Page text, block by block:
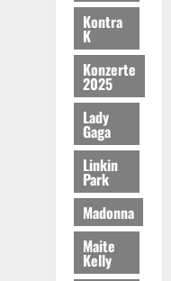
Kontra
K
Konzerte
2025
Lady
Gaga
Linkin
Park
Madonna
Maite
Kelly